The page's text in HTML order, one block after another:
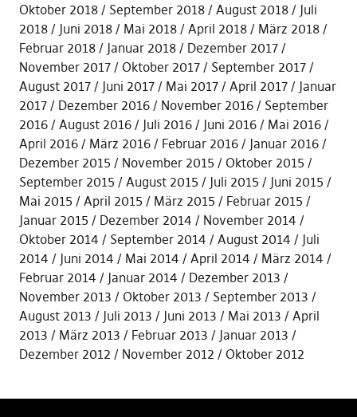
Oktober 2018
September 2018 August 2018
Juli
2018
Juni 2018 Mai 2018 April 2018
März 2018
Februar 2018
Januar 2018
Dezember 2017
November 2017
Oktober 2017
September 2017
August 2017
Juni 2017 Mai 2017 April 2017
Januar
2017
Dezember 2016 November 2016
September
2016
August 2016 Juli 2016 Juni 2016
Mai 2016
April 2016
März 2016 Februar 2016
Januar 2016
Dezember 2015
November 2015
Oktober 2015
September 2015
August 2015 Juli 2015
Juni 2015
Mai 2015
April 2015 März 2015
Februar 2015
Januar 2015
Dezember 2014
November 2014
Oktober 2014
September 2014 August 2014
Juli
2014
Juni 2014 Mai 2014 April 2014
März 2014
Februar 2014
Januar 2014
Dezember 2013
November 2013
Oktober 2013
September 2013
August 2013
Juli 2013 Juni 2013 Mai 2013
April
2013
März 2013 Februar 2013
Januar 2013
Dezember 2012
November 2012 Oktober 2012